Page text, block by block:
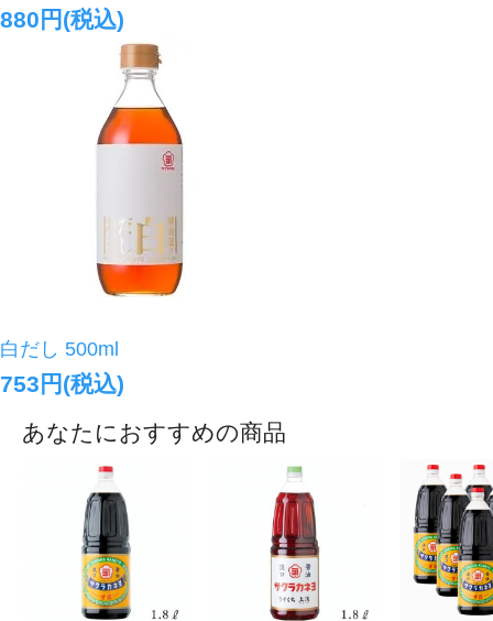
880円(税込)
白だし 500ml
753円(税込)
あなたにおすすめの商品